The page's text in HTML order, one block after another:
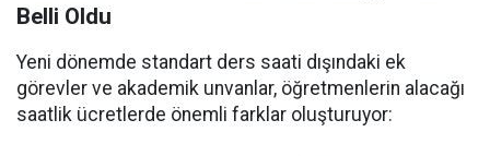
Belli Oldu
Yeni dönemde standart ders saati dışındaki ek
görevler ve akademik unvanlar, öğretmenlerin alacağı
saatlik ücretlerde önemli farklar oluşturuyor: